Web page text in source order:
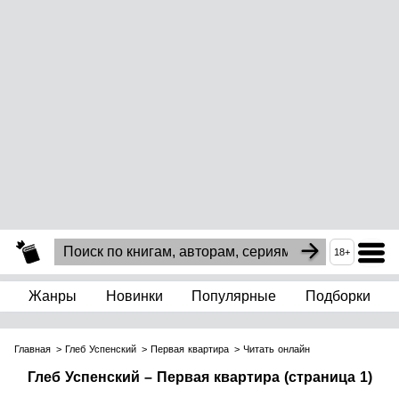
18+
Жанры Новинки Популярные Подборки
Главная Глеб Успенский Первая квартира Читать онлайн
Глеб Успенский – Первая квартира (страница 1)